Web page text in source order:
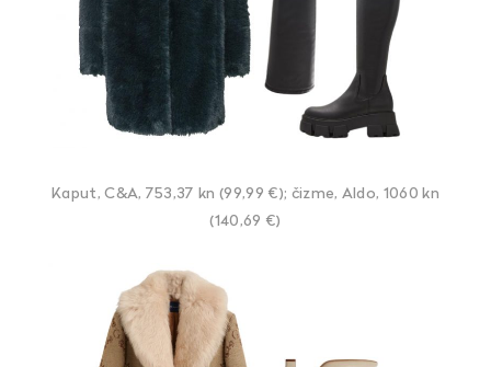
Kaput, C&A, 753,37 kn (99,99 €); čizme, Aldo, 1060 kn
(140,69 €)